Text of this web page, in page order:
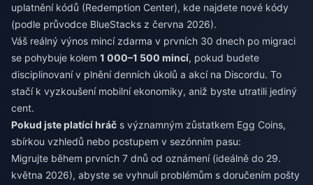
uplatnění kódů (Redemption Center), kde najdete nové kódy
(podle průvodce BlueStacks z června 2026).
Váš reálný výnos mincí zdarma v prvních 30 dnech po migraci
se pohybuje kolem 1 000–1 500 mincí, pokud budete
disciplinovaní v plnění denních úkolů a akcí na Discordu. To
stačí k vyzkoušení mobilní ekonomiky, aniž byste utratili jediný
cent.
Pokud jste platící hráč s významným zůstatkem Egg Coins,
sbírkou vzhledů nebo postupem v sezónním pasu:
Migrujte během prvních 7 dnů od oznámení (ideálně do 29.
května 2026), abyste se vyhnuli problémům s doručením pošty